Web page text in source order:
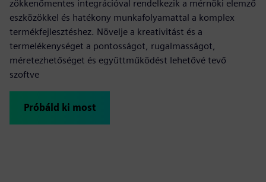
zökkenőmentes integrációval rendelkezik a mérnöki elemző
eszközökkel és hatékony munkafolyamattal a komplex
termékfejlesztéshez. Növelje a kreativitást és a
termelékenységet a pontosságot, rugalmasságot,
méretezhetőséget és együttműködést lehetővé tevő
szoftve
Próbáld ki most